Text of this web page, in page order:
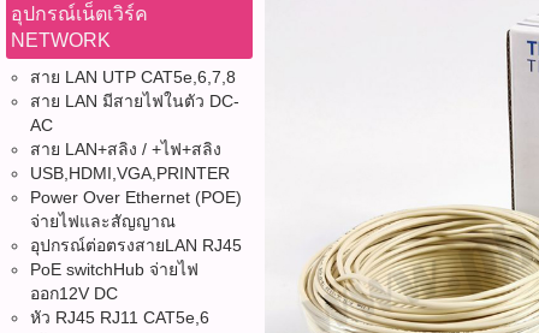
อุปกรณ์เน็ตเวิร์ค
NETWORK
สาย LAN UTP CAT5e,6,7,8
สาย LAN มีสายไฟในตัว DC-
AC
สาย LAN+สลิง / +ไฟ+สลิง
USB,HDMI,VGA,PRINTER
Power Over Ethernet (POE)
จ่ายไฟและสัญญาณ
อุปกรณ์ต่อตรงสายLAN RJ45
PoE switchHub จ่ายไฟ
ออก12V DC
หัว RJ45 RJ11 CAT5e,6